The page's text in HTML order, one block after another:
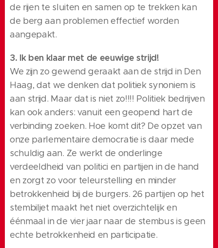
de rijen te sluiten en samen op te trekken kan
de berg aan problemen effectief worden
aangepakt.
3. Ik ben klaar met de eeuwige strijd!
We zijn zo gewend geraakt aan de strijd in Den
Haag, dat we denken dat politiek synoniem is
aan strijd. Maar dat is niet zo!!!! Politiek bedrijven
kan ook anders: vanuit een geopend hart de
verbinding zoeken. Hoe komt dit? De opzet van
onze parlementaire democratie is daar mede
schuldig aan. Ze werkt de onderlinge
verdeeldheid van politici en partijen in de hand
en zorgt zo voor teleurstelling en minder
betrokkenheid bij de burgers. 26 partijen op het
stembiljet maakt het niet overzichtelijk en
éénmaal in de vier jaar naar de stembus is geen
echte betrokkenheid en participatie.